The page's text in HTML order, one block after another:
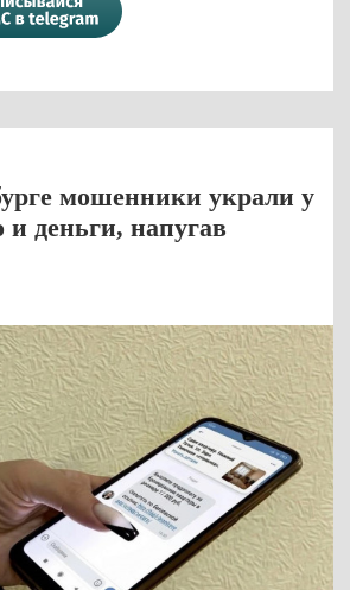
мошенники украли у
и деньги, напугав